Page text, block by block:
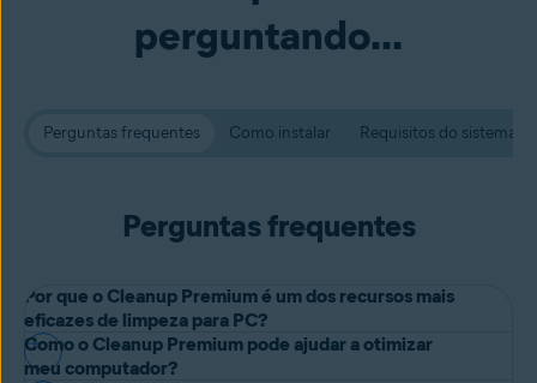
perguntando...
Perguntas frequentes Como instalar Requisitos do sistema
Perguntas frequentes
Por que o Cleanup Premium é um dos recursos mais
eficazes de limpeza para PC?
Desenvolvido por uma das empresas de software mais tradicionais
Como o Cleanup Premium pode ajudar a otimizar
meu computador?